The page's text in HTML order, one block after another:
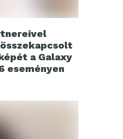
a Galaxy
eseményen